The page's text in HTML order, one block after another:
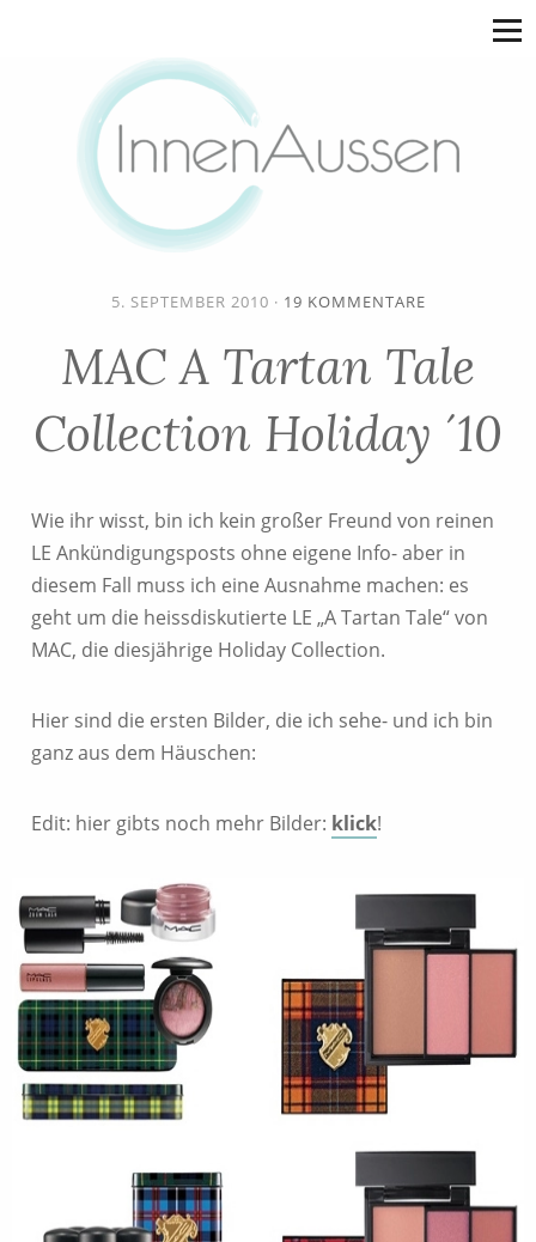
5. SEPTEMBER 2010 · 19 KOMMENTARE
MAC A Tartan Tale
Collection Holiday ´10
Wie ihr wisst, bin ich kein großer Freund von reinen
LE Ankündigungsposts ohne eigene Info- aber in
diesem Fall muss ich eine Ausnahme machen: es
geht um die heissdiskutierte LE „A Tartan Tale“ von
MAC, die diesjährige Holiday Collection.
Hier sind die ersten Bilder, die ich sehe- und ich bin
ganz aus dem Häuschen:
Edit: hier gibts noch mehr Bilder: klick!